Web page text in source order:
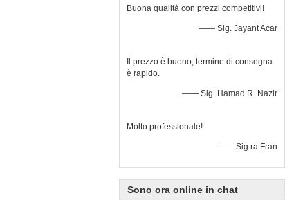
Buona qualità con prezzi competitivi!
—— Sig. Jayant Acar
Il prezzo è buono, termine di consegna
è rapido.
—— Sig. Hamad R. Nazir
Molto professionale!
—— Sig.ra Fran
Sono ora online in chat